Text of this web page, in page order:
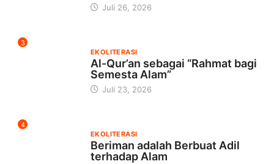
Juli 26, 2026
3
EKOLITERASI
Al-Qur’an sebagai “Rahmat bagi
Semesta Alam”
Juli 23, 2026
4
EKOLITERASI
Beriman adalah Berbuat Adil
terhadap Alam